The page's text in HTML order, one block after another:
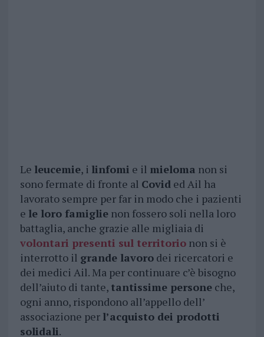
Le leucemie, i linfomi e il mieloma non si
sono fermate di fronte al Covided Ail ha
lavorato sempre per far in modo che i pazienti
e le loro famiglienon fossero soli nella loro
battaglia, anche grazie alle migliaia di
volontari presenti sul territorionon si è
interrotto il grande lavorodei ricercatori e
dei medici Ail. Ma per continuare c’è bisogno
dell’aiuto di tante, tantissime personeche,
ogni anno, rispondono all’appello dell’
associazione per l’acquisto dei prodotti
solidali.